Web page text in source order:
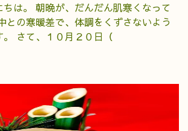
は。 朝晩が、だんだん肌寒くなって
との寒暖差で、体調をくずさないよう
。 さて、１０月２０日（